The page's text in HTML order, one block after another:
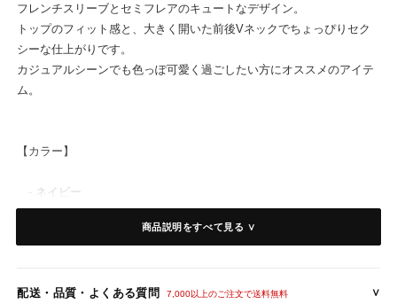
フレンチスリーブとセミフレアのキュートなデザイン。
トップのフィット感と、大きく開いた前後Vネックでちょっぴりセク
シーな仕上がりです。
カジュアルシーンでも色っぽ可愛く過ごしたい方にオススメのアイテ
ム。
【カラー】
- ネイビー
背中ファスナー付
商品説明をすべて見る ∨
配送・品質・よくある質問 7,000以上のご注文で送料無料 ∨